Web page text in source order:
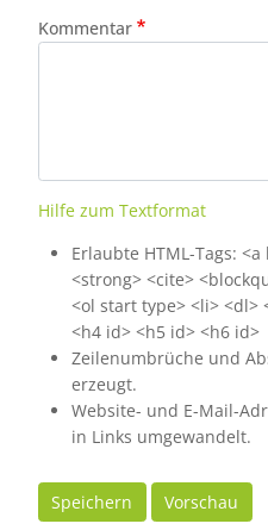
Kommentar
Hilfe zum Textformat
Erlaubte HTML-Tags:
<strong> <cite>
<ol start type> <li> <dl>
<h4 id> <h5 id> <h6 id>
Zeilenumbrüche und
erzeugt.
Website- und E-Mail-
in Links umgewandelt.
Speichern Vorschau